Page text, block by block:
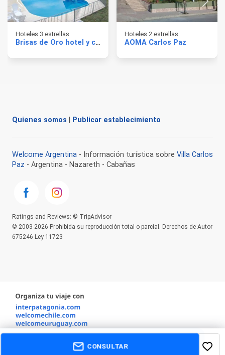
Hoteles 3 estrellas
Brisas de Oro hotel y cabañas
Hoteles 2 estrellas
AOMA Carlos Paz
CONSULTAR
Quienes somos Publicar establecimiento
Welcome Argentina - Información turística sobre Villa Carlos
Paz - Argentina - Nazareth - Cabañas
Ratings and Reviews: © TripAdvisor
© 2003-2026 Prohibida su reproducción total o parcial. Derechos de Autor
675246 Ley 11723